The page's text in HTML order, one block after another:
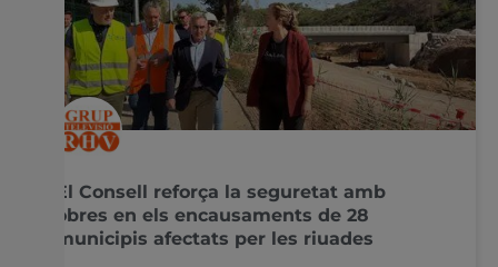
El Consell reforça la seguretat amb
obres en els encausaments de 28
municipis afectats per les riuades